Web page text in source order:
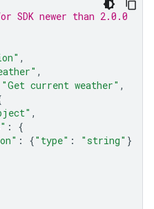
newer than 2.0.0
,
,
"Get current weather" ,
,
:
{
: {"type" : "string" }